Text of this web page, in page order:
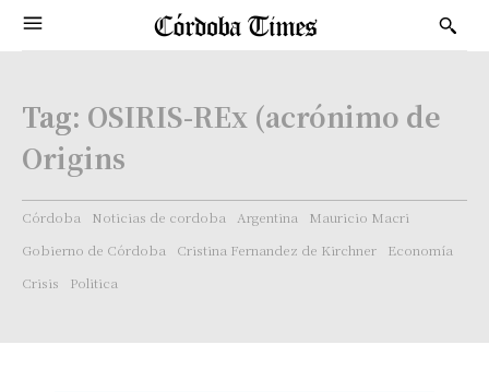
Tag: OSIRIS-REx (acrónimo de
Origins
Córdoba Noticias de cordoba Argentina
Mauricio Macri
Gobierno de Córdoba
Cristina Fernandez de Kirchner
Economía
Crisis
Politica